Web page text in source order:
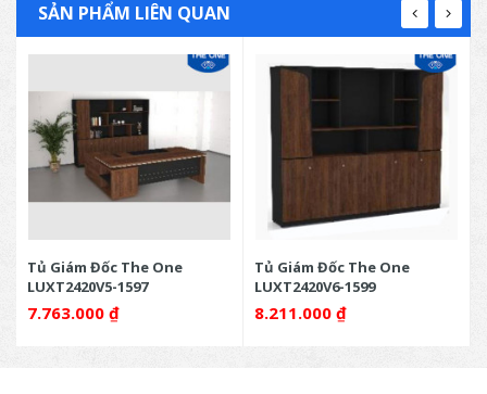
SẢN PHẨM LIÊN QUAN
Tủ Giám Đốc The One
LUXT2420V5-1597
7.763.000 ₫
Tủ Giám Đốc The One
LUXT2420V6-1599
8.211.000 ₫